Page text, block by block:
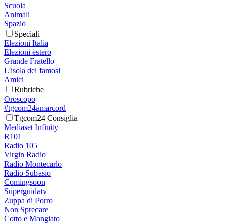
Scuola
Animali
Spazio
Speciali
Elezioni Italia
Elezioni estero
Grande Fratello
L'isola dei famosi
Amici
Rubriche
Oroscopo
#tgcom24amarcord
Tgcom24 Consiglia
Mediaset Infinity
R101
Radio 105
Virgin Radio
Radio Montecarlo
Radio Subasio
Comingsoon
Superguidatv
Zuppa di Porro
Non Sprecare
Cotto e Mangiato